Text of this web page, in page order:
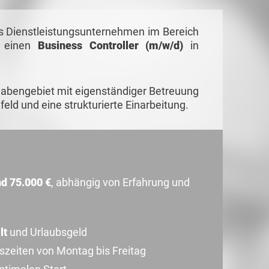
Dienstleistungsunternehmen im Bereich
Business Controller (m/w/d) in
mit eigenständiger Betreuung
und eine strukturierte Einarbeitung.
75.000 €, abhängig von Erfahrung und
und Urlaubsgeld
von Montag bis Freitag